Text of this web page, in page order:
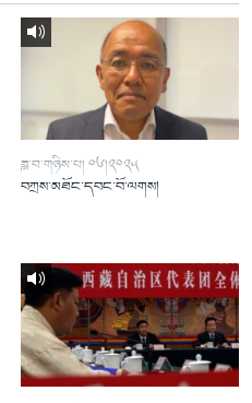
ཟླ་བ་གཉིས་པ། ༠༦།༢༠༢༥
བཀྲས་མཐོང་དབང་བོ་ལགས།